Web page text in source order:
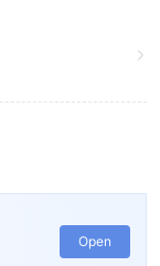
Open